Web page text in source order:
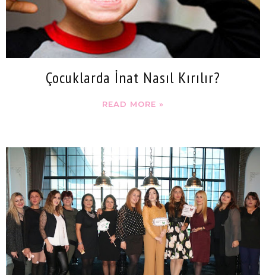
Çocuklarda İnat Nasıl Kırılır?
READ MORE »